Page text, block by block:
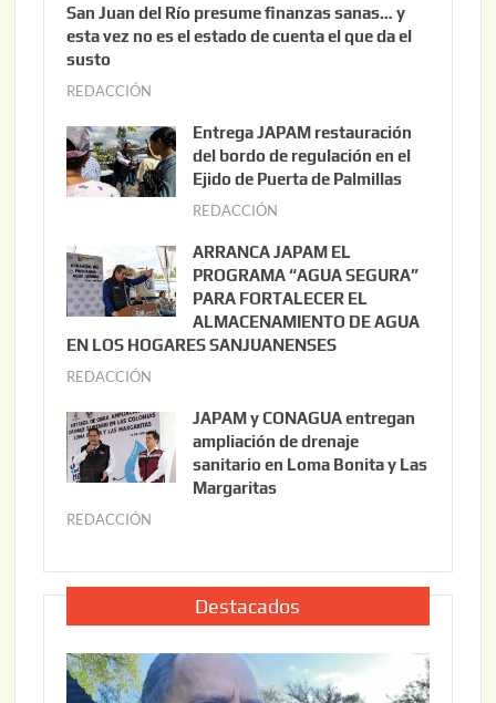
San Juan del Río presume finanzas sanas… y
esta vez no es el estado de cuenta el que da el
susto
REDACCIÓN
o
s
t
3
,
2
0
Entrega JAPAM restauración
del bordo de regulación en el
Ejido de Puerta de Palmillas
REDACCIÓN
i
o
2
2
0
ARRANCA JAPAM EL
PROGRAMA “AGUA SEGURA”
PARA FORTALECER EL
ALMACENAMIENTO DE AGUA
EN LOS HOGARES SANJUANENSES
REDACCIÓN
l
i
o
,
0
2
6
JAPAM y CONAGUA entregan
ampliación de drenaje
sanitario en Loma Bonita y Las
Margaritas
REDACCIÓN
l
o
2
2
Destacados